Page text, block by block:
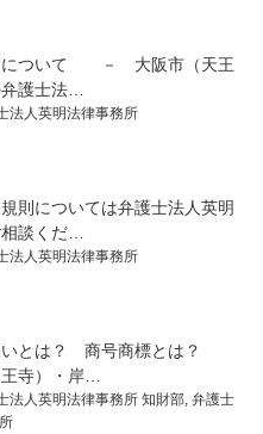
について － 大阪市（天王
護士法…
法人英明法律事務所
則については弁護士法人英明
談くだ…
法人英明法律事務所
いとは？ 商号商標とは？
寺）・岸…
法人英明法律事務所 知財部, 弁護士